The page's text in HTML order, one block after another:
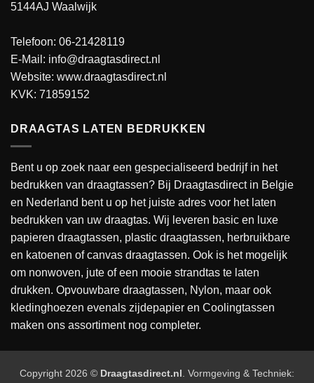
5144AJ Waalwijk
Telefoon: 06-21428119
E-Mail: info@draagtasdirect.nl
Website: www.draagtasdirect.nl
KVK: 71859152
DRAAGTAS LATEN BEDRUKKEN
Bent u op zoek naar een gespecialiseerd bedrijf in het
bedrukken van draagtassen? Bij Draagtasdirect in Belgie
en Nederland bent u op het juiste adres voor het laten
bedrukken van uw draagtas. Wij leveren basic en luxe
papieren draagtassen, plastic draagtassen, herbruikbare
en katoenen of canvas draagtassen. Ook is het mogelijk
om nonwoven, jute of een mooie strandtas te laten
drukken. Opvouwbare draagtassen, Nylon, maar ook
kledinghoezen evenals zijdepapier en Coolingtassen
maken ons assortiment nog completer.
Copyright 2026 © Draagtasdirect.nl . Vormgeving & Techniek: